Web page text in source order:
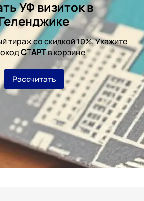
УФ визиток в
тираж со скидкой 10%. Укажите
СТАРТв корзине.
Рассчитать